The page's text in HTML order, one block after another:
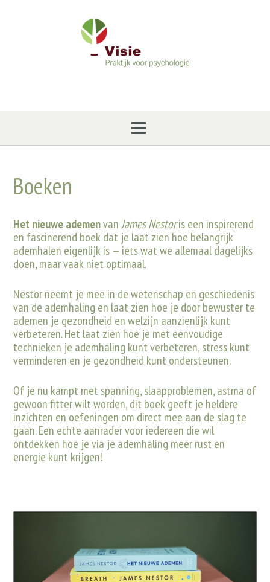
Boeken
Het nieuwe ademenvanJames Nestoris een inspirerend
en fascinerend boek dat je laat zien hoe belangrijk
ademhalen eigenlijk is — iets wat we allemaal dagelijks
doen, maar vaak niet optimaal.
Nestor neemt je mee in de wetenschap en geschiedenis
van de ademhaling en laat zien hoe je door bewuster te
ademen je gezondheid en welzijn aanzienlijk kunt
verbeteren. Het laat zien hoe je met eenvoudige
technieken je ademhaling kunt verbeteren, stress kunt
verminderen en je gezondheid kunt ondersteunen.
Of je nu kampt met spanning, slaapproblemen, astma of
gewoon fitter wilt worden, dit boek geeft je heldere
inzichten en oefeningen om direct mee aan de slag te
gaan. Een echte aanrader voor iedereen die wil
ontdekken hoe je via je ademhaling meer rust en
energie kunt krijgen!